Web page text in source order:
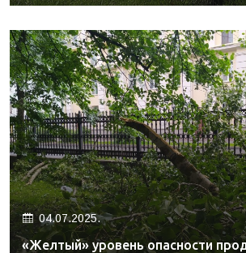
04.07.2025.
«Желтый» уровень опасности